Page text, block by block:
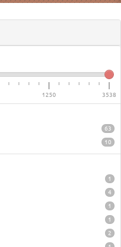
1250 3538
63
10
1
4
1
1
2